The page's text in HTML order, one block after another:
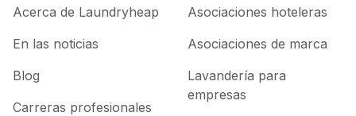
Acerca de Laundryheap
En las noticias
Blog
Carreras profesionales
Asociaciones hoteleras
Asociaciones de marca
Lavandería para
empresas